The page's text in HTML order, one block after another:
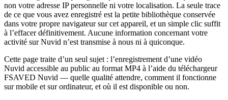
non votre adresse IP personnelle ni votre localisation. La seule trace
de ce que vous avez enregistré est la petite bibliothèque conservée
dans votre propre navigateur sur cet appareil, et un simple clic suffit
à l’effacer définitivement. Aucune information concernant votre
activité sur Nuvid n’est transmise à nous ni à quiconque.
Cette page traite d’un seul sujet : l’enregistrement d’une vidéo
Nuvid accessible au public au format MP4 à l’aide du téléchargeur
FSAVED Nuvid — quelle qualité attendre, comment il fonctionne
sur mobile et sur ordinateur, et où il est disponible ou non.